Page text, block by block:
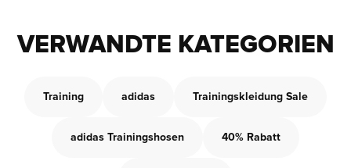
VERWANDTE KATEGORIEN
Training adidas Trainingskleidung Sale
adidas Trainingshosen 40% Rabatt